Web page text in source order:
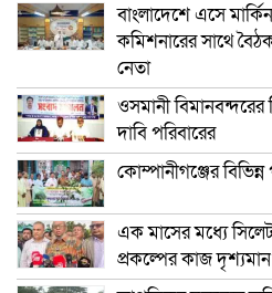
বাংলাদেশে এসে
কমিশনারের সাথে
নেতা
ওসমানী বিমানবন্দরের
দাবি পরিবারের
কোম্পানীগঞ্জের
এক মাসের মধ্যে
প্রকল্পের কাজ দৃশ্যমান